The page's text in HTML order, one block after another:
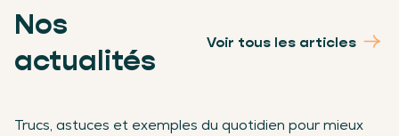
Nos
actualités
Voir tous les articles
Trucs, astuces et exemples du quotidien pour mieux